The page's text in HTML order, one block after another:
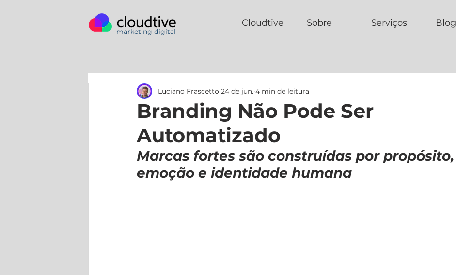
marketing digital
Cloudtive Sobre Serviços Blog
Branding Não Pode Ser
Automatizado
Luciano Frascetto 24 de jun. 4 min de leitura
Marcas fortes são construídas por propósito,
emoção e identidade humana